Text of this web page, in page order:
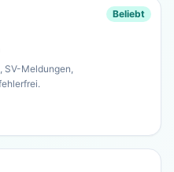
Beliebt
SV-Meldungen,